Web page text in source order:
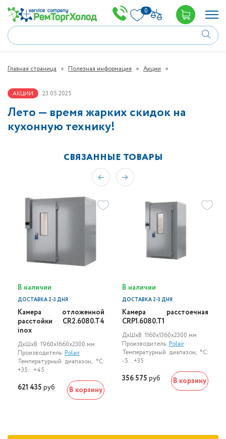
0
Главная страница Полезная информация Акции
АКЦИИ 23.05.2025
Лето — время жарких скидок на
кухонную технику!
СВЯЗАННЫЕ ТОВАРЫ
В наличии
ДОСТАВКА 2-3 ДНЯ
Камера отложенной
расстойки CR2.6080.T4
inox
ДxШxВ: 1960x1660x2300 мм
Производитель: Polair
Температурный диапазон, °C:
+35...+45
621 435 руб В корзину
В наличии
ДОСТАВКА 2-3 ДНЯ
Камера расстоечная
СRP1.6080.T1
ДxШxВ: 1160x1360x2300 мм
Производитель: Polair
Температурный диапазон, °C:
-5...+35
356 575 руб В корзину